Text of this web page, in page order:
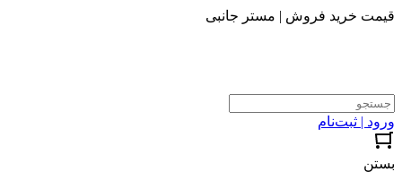
قیمت خرید فروش | مستر جانبی
ورود | ثبت‌نام
بستن